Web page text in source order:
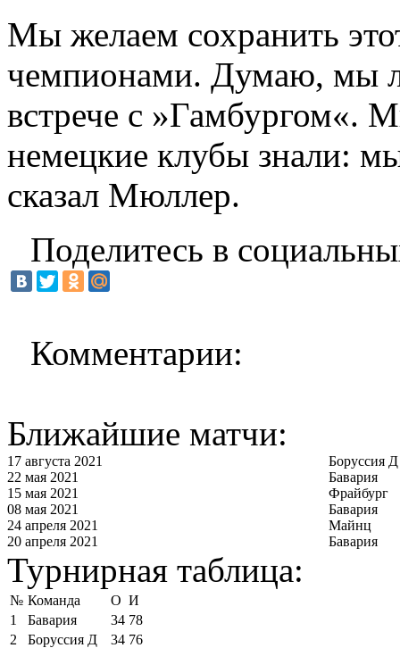
Мы желаем сохранить
чемпионами. Думаю, мы
встрече с »Гамбургом«.
немецкие клубы знали:
сказал Мюллер.
Поделитесь в
Комментарии:
Ближайшие матчи:
17 августа 2021
Боруссия Д
22 мая 2021
Бавария
15 мая 2021
Фрайбург
08 мая 2021
Бавария
24 апреля 2021
Майнц
20 апреля 2021
Бавария
Турнирная таблица:
№ Команда О И
1
Бавария 34 78
2
Боруссия Д 34 76